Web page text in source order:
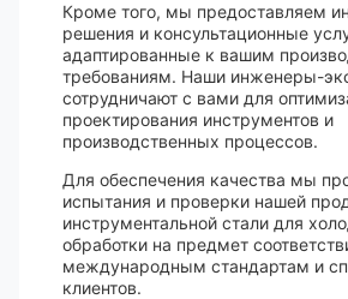
Кроме того, мы предоставляем
решения и консультационные
адаптированные к вашим
требованиям. Наши инженеры-
сотрудничают с вами для
проектирования инструментов и
производственных процессов.
Для обеспечения качества мы
испытания и проверки нашей
инструментальной стали для
обработки на предмет
международным стандартам и
клиентов.